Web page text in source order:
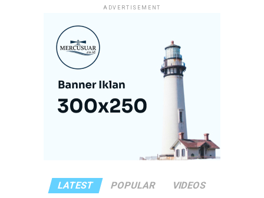
kedisiplinan, dan loyalitas aparatur dalam melaksanakan
tugas dan tanggung jawabnya.
Menurutnya, koordinasi yang kuat antar perangkat
daerah menjadi kunci dalam menghadirkan pelayanan
publik yang optimal sekaligus mempercepat realisasi
program-program prioritas pemerintah daerah.
“Rakor ini menjadi momentum penting untuk
memperkuat sinergi antarinstansi pemerintahan
masing-masing perangkat daerah,” ujar Satono.
ADVERTISEMENT
LATEST POPULAR VIDEOS